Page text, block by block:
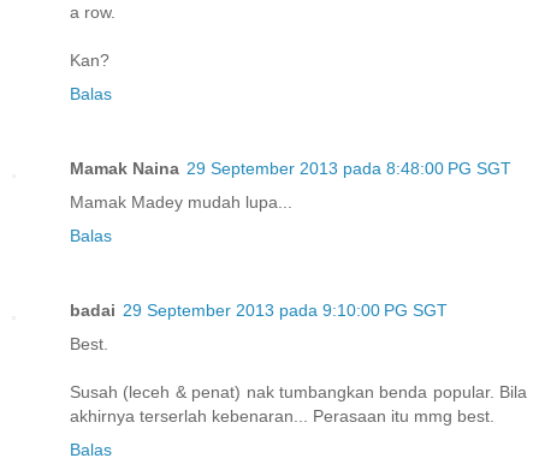
a row.
Kan?
Balas
Mamak Naina 29 September 2013 pada 8:48:00 PG SGT
Mamak Madey mudah lupa...
Balas
badai 29 September 2013 pada 9:10:00 PG SGT
Best.
Susah (leceh & penat) nak tumbangkan benda popular. Bila
akhirnya terserlah kebenaran... Perasaan itu mmg best.
Balas